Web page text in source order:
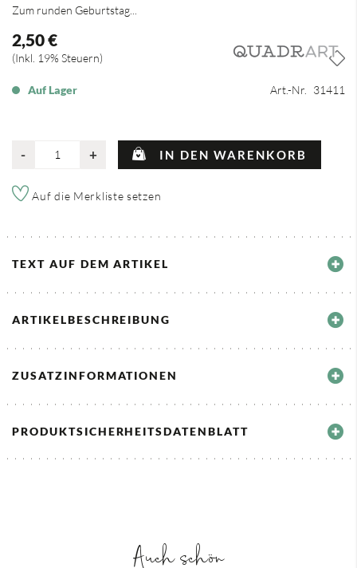
Zum runden Geburtstag...
2,50 €
Inkl. 19% Steuern
Auf Lager Art.-Nr. 31411
- + IN DEN WARENKORB
Auf die Merkliste setzen
TEXT AUF DEM ARTIKEL
ARTIKELBESCHREIBUNG
ZUSATZINFORMATIONEN
PRODUKTSICHERHEITSDATENBLATT
Auch schön